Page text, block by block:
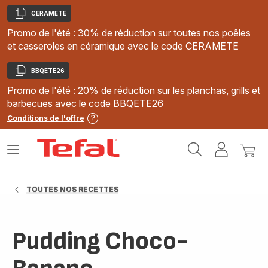
Copier
CERAMETE
Promo de l'été : 30% de réduction sur toutes nos poêles
et casseroles en céramique avec le code CERAMETE
Copier
BBQETE26
Promo de l'été : 20% de réduction sur les planchas, grills et
barbecues avec le code BBQETE26
Conditions de l'offre
MonMon
Ouvrir
TOUTES NOS RECETTES
Pudding Choco-